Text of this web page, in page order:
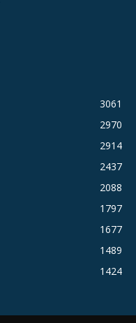
3061
2970
2914
2437
2088
1797
1677
1489
1424